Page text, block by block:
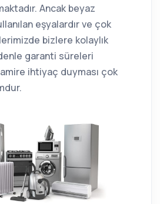
Ancak beyaz
eşyalardır ve çok
bizlere kolaylık
garanti süreleri
ihtiyaç duyması çok